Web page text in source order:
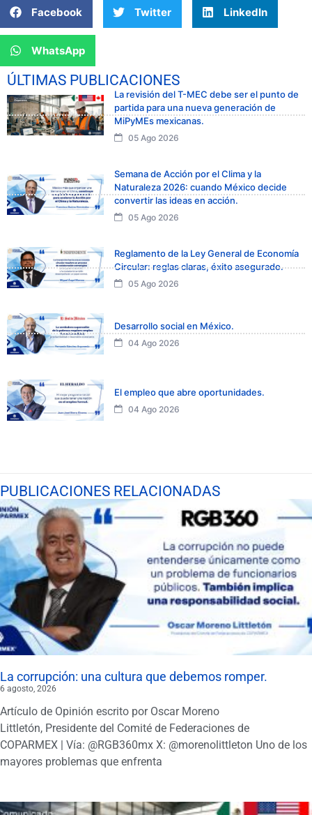
Facebook Twitter LinkedIn
WhatsApp
ÚLTIMAS PUBLICACIONES
La revisión del T-MEC debe ser el punto de
partida para una nueva generación de
MiPyMEs mexicanas.
05 Ago 2026
Semana de Acción por el Clima y la
Naturaleza 2026: cuando México decide
convertir las ideas en acción.
05 Ago 2026
Reglamento de la Ley General de Economía
Circular: reglas claras, éxito asegurado.
05 Ago 2026
Desarrollo social en México.
04 Ago 2026
El empleo que abre oportunidades.
04 Ago 2026
PUBLICACIONES RELACIONADAS
La corrupción: una cultura que debemos romper.
6 agosto, 2026
Artículo de Opinión escrito por Oscar Moreno
Littletón, Presidente del Comité de Federaciones de
COPARMEX | Vía: @RGB360mx X: @morenolittleton Uno de los
mayores problemas que enfrenta